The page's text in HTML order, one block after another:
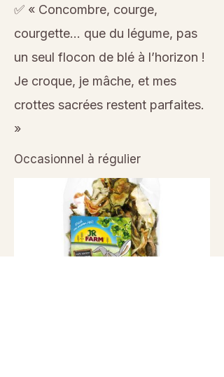
✅ « Concombre, courge,
courgette… que du légume, pas
un seul flocon de blé à l’horizon !
Je croque, je mâche, et mes
crottes sacrées restent parfaites.
»
Occasionnel à régulier